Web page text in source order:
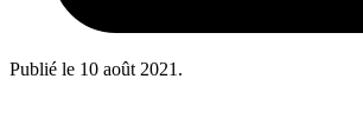
Publié le 10 août 2021 .